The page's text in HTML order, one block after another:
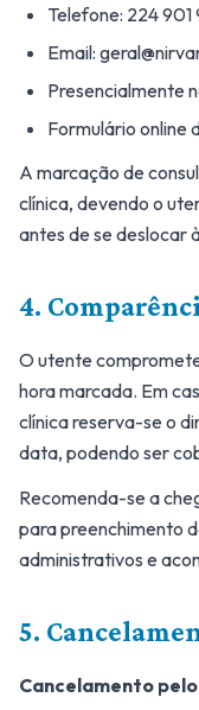
Telefone: 224
Email:
Presencialmente
Formulário online
A marcação de
clínica, devendo o
antes de se deslocar
4.
O utente
hora marcada. Em
clínica reserva-se o
data, podendo ser
Recomenda-se a
para preenchimento
administrativos e
5.
Cancelamento